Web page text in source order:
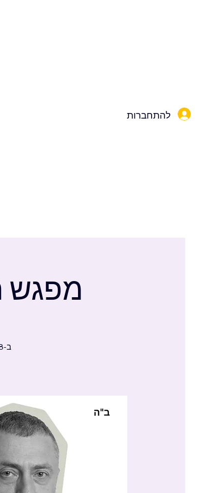
להתחברות
מפגש